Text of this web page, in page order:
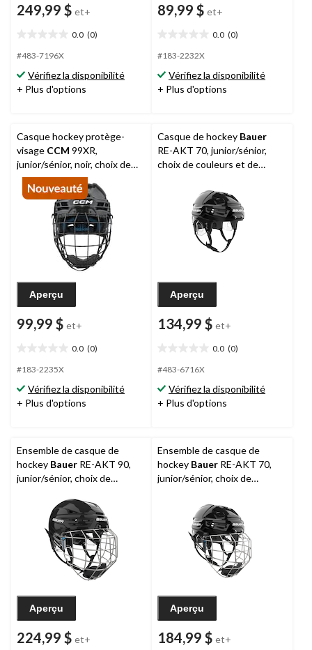
249,99 $ et+
0.0 (0)
étoile(s)
5.
#483-7196X
Vérifiez la disponibilité
+ Plus d'options
89,99 $ et+
0.0 (0)
étoile(s)
5.
#183-2232X
Vérifiez la disponibilité
+ Plus d'options
Casque hockey protège-
visage CCM 99XR,
junior/sénior, noir, choix de
tailles
Aperçu
99,99 $ et+
0.0 (0)
étoile(s)
5.
#183-2235X
Vérifiez la disponibilité
+ Plus d'options
Casque de hockey Bauer
RE-AKT 70, junior/sénior,
choix de couleurs et de
Aperçu
134,99 $ et+
0.0 (0)
étoile(s)
5.
#483-6716X
Vérifiez la disponibilité
+ Plus d'options
Ensemble de casque de
hockey Bauer RE-AKT 90,
junior/sénior, choix de
Aperçu
224,99 $ et+
Ensemble de casque de
hockey Bauer RE-AKT 70,
junior/sénior, choix de
Aperçu
184,99 $ et+